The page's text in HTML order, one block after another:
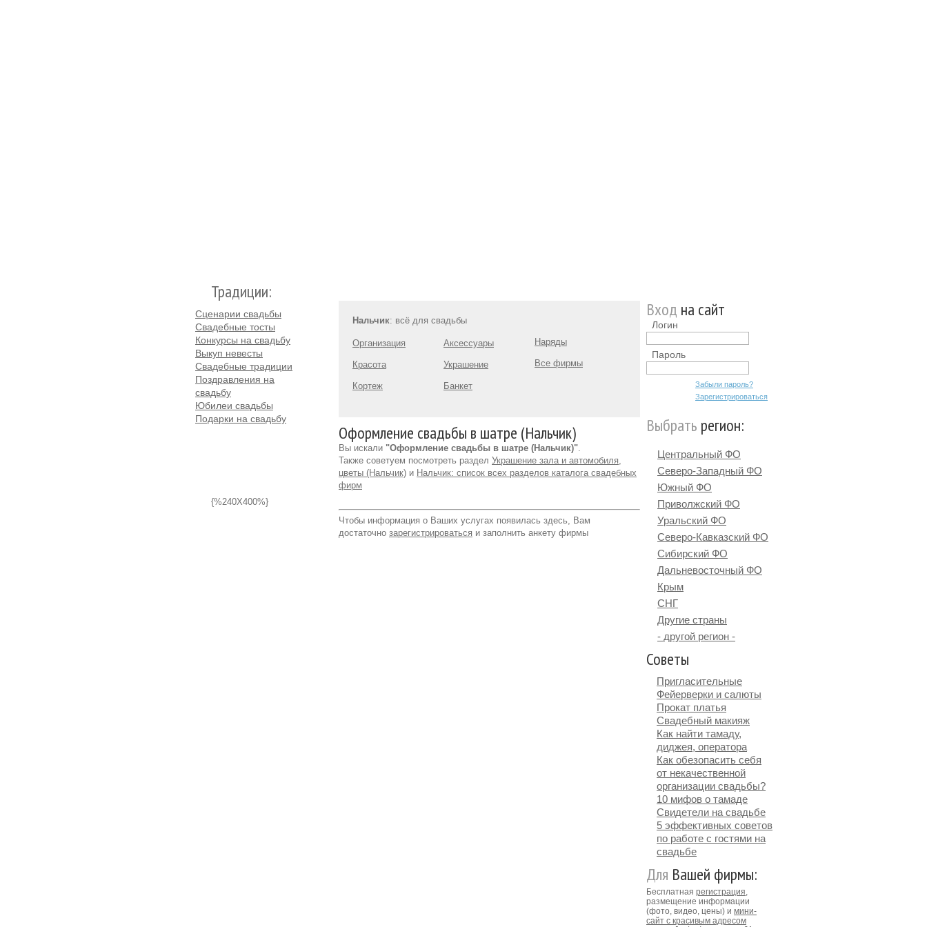
Традиции:
Сценарии свадьбы
Свадебные тосты
Конкурсы на свадьбу
Выкуп невесты
Свадебные традиции
Поздравления на
свадьбу
Юбилеи свадьбы
Подарки на свадьбу
{%240X400%}
Нальчик: всё для свадьбы
Организация
Красота
Кортеж
Аксессуары
Украшение
Банкет
Наряды
Все фирмы
Оформление свадьбы в шатре (Нальчик)
Вы искали "Оформление свадьбы в шатре (Нальчик)".
Также советуем посмотреть раздел Украшение зала и автомобиля,
цветы (Нальчик) и Нальчик: список всех разделов каталога свадебных
фирм
Чтобы информация о Ваших услугах появилась здесь, Вам
достаточно зарегистрироваться и заполнить анкету фирмы
Вход на сайт
Логин
Пароль
Забыли пароль?
Зарегистрироваться
Выбрать регион:
Центральный ФО
Северо-Западный ФО
Южный ФО
Приволжский ФО
Уральский ФО
Северо-Кавказский ФО
Сибирский ФО
Дальневосточный ФО
Крым
СНГ
Другие страны
- другой регион -
Советы
Пригласительные
Фейерверки и салюты
Прокат платья
Свадебный макияж
Как найти тамаду,
диджея, оператора
Как обезопасить себя
от некачественной
организации свадьбы?
10 мифов о тамаде
Свидетели на свадьбе
5 эффективных советов
по работе с гостями на
свадьбе
Для Вашей фирмы:
Бесплатная регистрация,
размещение информации
(фото, видео, цены) и мини-
сайт с красивым адресом